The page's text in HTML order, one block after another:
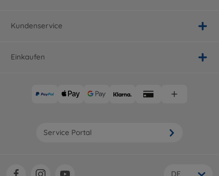
Kundenservice
Einkaufen
Service Portal
DE